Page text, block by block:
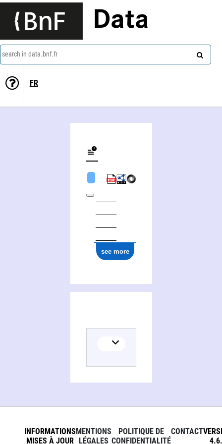
Data
search in data.bnf.fr
FR
see more
INFORMATIONS
MISES À JOUR
MENTIONS
LÉGALES
POLITIQUE DE
CONFIDENTIALITÉ
CONTACT